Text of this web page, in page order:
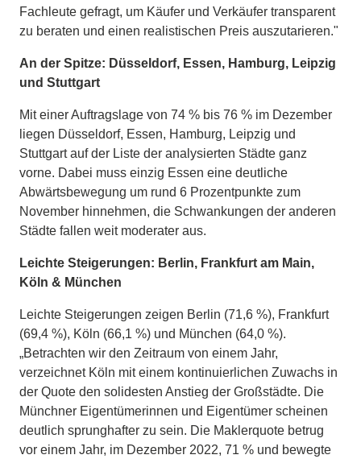
Fachleute gefragt, um Käufer und Verkäufer transparent
zu beraten und einen realistischen Preis auszutarieren."
An der Spitze: Düsseldorf, Essen, Hamburg, Leipzig
und Stuttgart
Mit einer Auftragslage von 74 % bis 76 % im Dezember
liegen Düsseldorf, Essen, Hamburg, Leipzig und
Stuttgart auf der Liste der analysierten Städte ganz
vorne. Dabei muss einzig Essen eine deutliche
Abwärtsbewegung um rund 6 Prozentpunkte zum
November hinnehmen, die Schwankungen der anderen
Städte fallen weit moderater aus.
Leichte Steigerungen: Berlin, Frankfurt am Main,
Köln & München
Leichte Steigerungen zeigen Berlin (71,6 %), Frankfurt
(69,4 %), Köln (66,1 %) und München (64,0 %).
„Betrachten wir den Zeitraum von einem Jahr,
verzeichnet Köln mit einem kontinuierlichen Zuwachs in
der Quote den solidesten Anstieg der Großstädte. Die
Münchner Eigentümerinnen und Eigentümer scheinen
deutlich sprunghafter zu sein. Die Maklerquote betrug
vor einem Jahr, im Dezember 2022, 71 % und bewegte